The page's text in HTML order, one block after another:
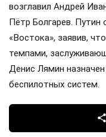
возглавил Андрей
Пётр Болгарев.
«Востока», заявив,
темпами,
Денис Лямин
беспилотных систем.